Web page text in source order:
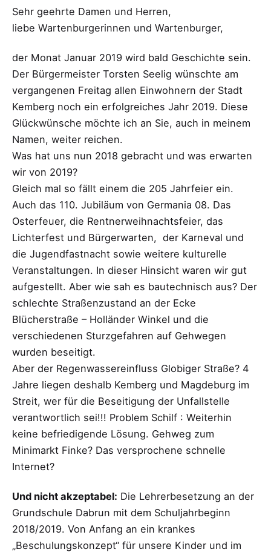
Sehr geehrte Damen und Herren,
liebe Wartenburgerinnen und Wartenburger,
der Monat Januar 2019 wird bald Geschichte sein.
Der Bürgermeister Torsten Seelig wünschte am
vergangenen Freitag allen Einwohnern der Stadt
Kemberg noch ein erfolgreiches Jahr 2019. Diese
Glückwünsche möchte ich an Sie, auch in meinem
Namen, weiter reichen.
Was hat uns nun 2018 gebracht und was erwarten
wir von 2019?
Gleich mal so fällt einem die 205 Jahrfeier ein.
Auch das 110. Jubiläum von Germania 08. Das
Osterfeuer, die Rentnerweihnachtsfeier, das
Lichterfest und Bürgerwarten, der Karneval und
die Jugendfastnacht sowie weitere kulturelle
Veranstaltungen. In dieser Hinsicht waren wir gut
aufgestellt. Aber wie sah es bautechnisch aus? Der
schlechte Straßenzustand an der Ecke
Blücherstraße – Holländer Winkel und die
verschiedenen Sturzgefahren auf Gehwegen
wurden beseitigt.
Aber der Regenwassereinfluss Globiger Straße? 4
Jahre liegen deshalb Kemberg und Magdeburg im
Streit, wer für die Beseitigung der Unfallstelle
verantwortlich sei!!! Problem Schilf : Weiterhin
keine befriedigende Lösung. Gehweg zum
Minimarkt Finke? Das versprochene schnelle
Internet?
Und nicht akzeptabel: Die Lehrerbesetzung an der
Grundschule Dabrun mit dem Schuljahrbeginn
2018/2019. Von Anfang an ein krankes
„Beschulungskonzept“ für unsere Kinder und im